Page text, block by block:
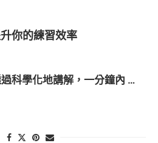
你的練習效率
科學化地講解，一分鐘內 …